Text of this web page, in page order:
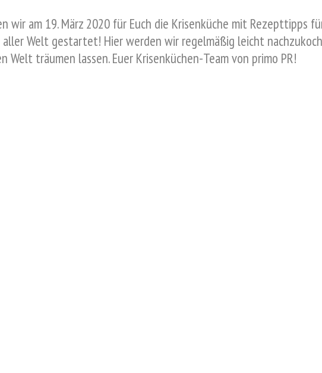
am 19. März 2020 für Euch die Krisenküche mit Rezepttipps
Welt gestartet! Hier werden wir regelmäßig leicht
träumen lassen. Euer Krisenküchen-Team von primo PR!